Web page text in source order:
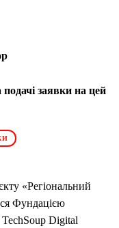
заявки на цей
«Регіональний
Фундацією
Digital